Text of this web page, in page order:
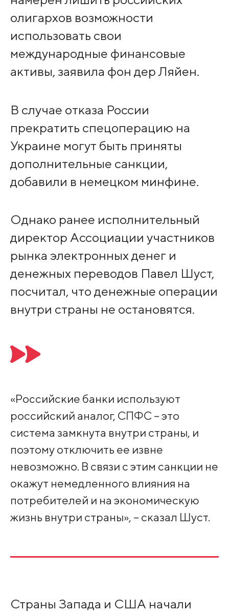
олигархов возможности
использовать свои
международные финансовые
активы, заявила фон дер Ляйен.
В случае отказа России
прекратить спецоперацию на
Украине могут быть приняты
дополнительные санкции,
добавили в немецком минфине.
Однако ранее исполнительный
директор Ассоциации участников
рынка электронных денег и
денежных переводов Павел Шуст,
посчитал, что денежные операции
внутри страны не остановятся.
«Российские банки используют
российский аналог, СПФС – это
система замкнута внутри страны, и
поэтому отключить ее извне
невозможно. В связи с этим санкции не
окажут немедленного влияния на
потребителей и на экономическую
жизнь внутри страны», – сказал Шуст.
Страны Запада и США начали